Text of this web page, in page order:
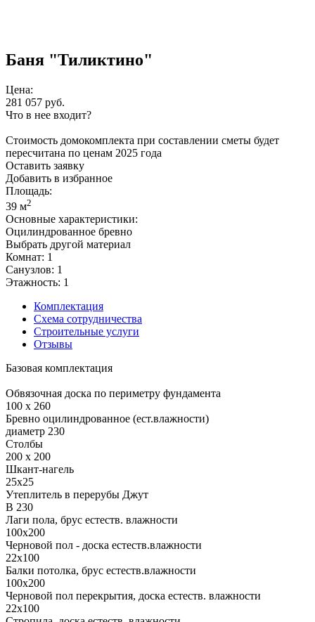
Баня "Тиликтино"
Цена:
281 057 руб.
Что в нее входит?
Стоимость домокомплекта при составлении сметы будет
пересчитана по ценам 2025 года
Оставить заявку
Добавить в избранное
Площадь:
39 м2
Основные характеристики:
Оцилиндрованное бревно
Выбрать другой материал
Комнат: 1
Санузлов: 1
Этажность: 1
Комплектация
Схема сотрудничества
Строительные услуги
Отзывы
Базовая комплектация
Обвязочная доска по периметру фундамента
100 x 260
Бревно оцилиндрованное (ест.влажности)
диаметр 230
Столбы
200 x 200
Шкант-нагель
25x25
Утеплитель в перерубы Джут
В 230
Лаги пола, брус естеств. влажности
100x200
Черновой пол - доска естеств.влажности
22x100
Балки потолка, брус естеств.влажности
100x200
Черновой пол перекрытия, доска естеств. влажности
22x100